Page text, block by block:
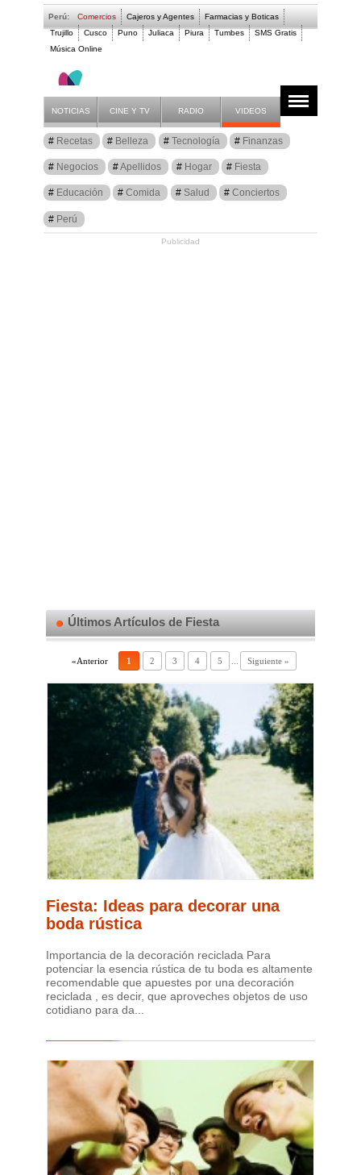
Perú: Comercios Cajeros y Agentes
Farmacias y Boticas
Trujillo
Cusco Puno Juliaca Piura Tumbes
SMS Gratis
Música Online
Artículos
Fiesta
NOTICIAS CINE Y TV RADIO VIDEOS
Recetas Belleza Tecnología Finanzas
Negocios Apellidos Hogar Fiesta
Educación Comida Salud Conciertos
Perú
Publicidad
Últimos Artículos de Fiesta
«Anterior 1 2 3 4 5 Siguiente »
Fiesta: Ideas para decorar una
boda rústica
Importancia de la decoración reciclada Para
potenciar la esencia rústica de tu boda es altamente
recomendable que apuestes por una decoración
reciclada , es decir, que aproveches objetos de uso
cotidiano para da...